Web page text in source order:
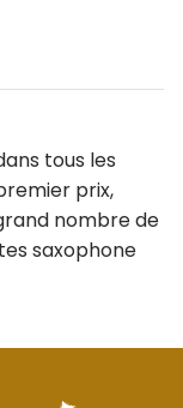
tous les
prix,
nombre de
saxophone